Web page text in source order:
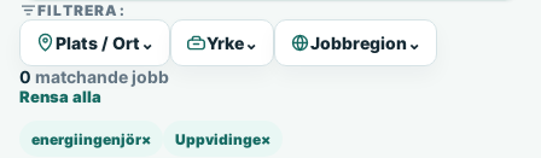
FILTRERA:
Plats / Ort ⌄ Yrke⌄ Jobbregion⌄
0 matchande jobb
Rensa alla
energiingenjör× Uppvidinge×